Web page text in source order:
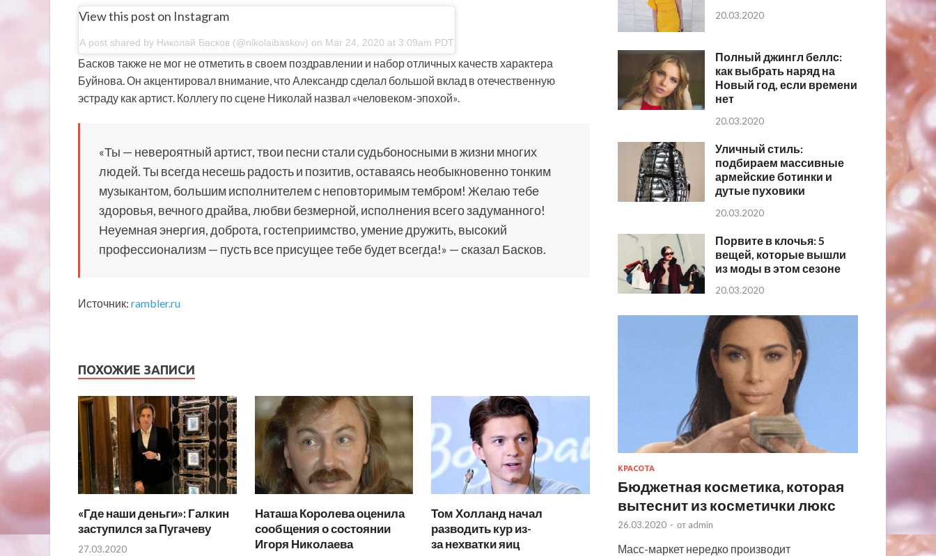
View this post on Instagram
A post shared by Николай Басков (@nikolaibaskov) on Mar 24, 2020 at 3:09am PDT
Басков также не мог не отметить в своем поздравлении и набор отличных качеств характера
Буйнова. Он акцентировал внимание, что Александр сделал большой вклад в отечественную
эстраду как артист. Коллегу по сцене Николай назвал «человеком-эпохой».
«Ты — невероятный артист, твои песни стали судьбоносными в жизни многих
людей. Ты всегда несешь радость и позитив, оставаясь необыкновенно тонким
музыкантом, большим исполнителем с неповторимым тембром! Желаю тебе
здоровья, вечного драйва, любви безмерной, исполнения всего задуманного!
Неуемная энергия, доброта, гостеприимство, умение дружить, высокий
профессионализм — пусть все присущее тебе будет всегда!» — сказал Басков.
Источник: rambler.ru
ПОХОЖИЕ ЗАПИСИ
«Где наши деньги»: Галкин
заступился за Пугачеву
27.03.2020
Наташа Королева оценила
сообщения о состоянии
Игоря Николаева
Том Холланд начал
разводить кур из-
за нехватки яиц
20.03.2020
Полный джингл беллс:
как выбрать наряд на
Новый год, если времени
нет
20.03.2020
Уличный стиль:
подбираем массивные
армейские ботинки и
дутые пуховики
20.03.2020
Порвите в клочья: 5
вещей, которые вышли
из моды в этом сезоне
20.03.2020
КРАСОТА
Бюджетная косметика, которая
вытеснит из косметички люкс
26.03.2020 - от admin
Масс-маркет нередко производит